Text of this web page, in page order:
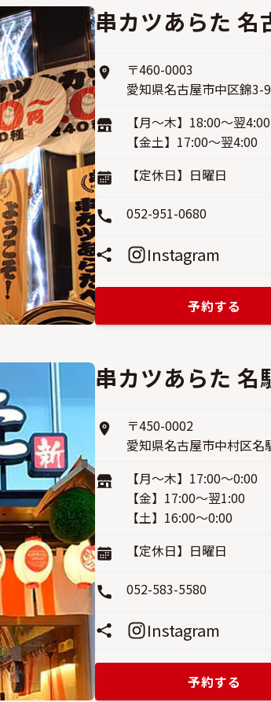
串カツあらた 名
〒460-0003
愛知県名古屋市中区錦3-
【月〜木】18:00〜翌4:00
【金土】17:00〜翌4:00
【定休日】日曜日
052-951-0680
Instagram
予約する
串カツあらた 名
〒450-0002
愛知県名古屋市中村区名
【月〜木】17:00〜0:00
【金】17:00〜翌1:00
【土】16:00〜0:00
【定休日】日曜日
052-583-5580
Instagram
予約する